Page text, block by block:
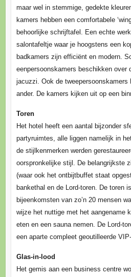
maar wel in stemmige, gedekte
kamers hebben een comfortabele
behoorlijke schrijftafel. Een echte
salontafeltje waar je hoogstens een
badkamers zijn efficiënt en modern.
eenpersoonskamers beschikken over
jacuzzi. Ook de tweepersoonskamers
ander. De kamers kijken uit op een
Toren
Het hotel heeft een aantal bijzonder
partyruimtes, alle liggen namelijk in
de stijlkenmerken werden
oorspronkelijke stijl. De belangrijkste
(waar ook het ontbijtbuffet staat
bankethal en de Lord-toren. De toren
bijeenkomsten van zo’n 20 mensen
wijze het nuttige met het aangename
eten en een sauna nemen. De Lord-
een aparte compleet geoutilleerde
Glas-in-lood
Het gemis aan een business centre